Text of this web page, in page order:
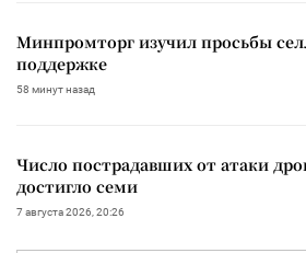
Минпромторг изучил просьбы
поддержке
58 минут назад
Число пострадавших от атаки
достигло семи
7 августа 2026, 20:26